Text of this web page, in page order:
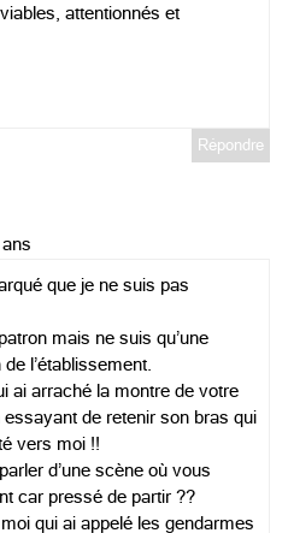
attentionnés et
Répondre
que je ne suis pas
mais ne suis qu’une
l’établissement.
ai arraché la montre de votre
de retenir son bras qui
vers moi !!
d’une scène où vous
car pressé de partir ??
qui ai appelé les gendarmes